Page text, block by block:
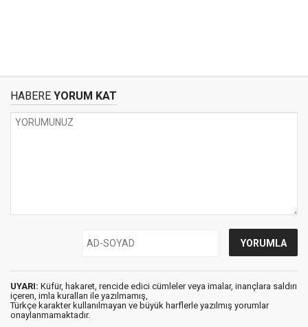
HABERE YORUM KAT
UYARI: Küfür, hakaret, rencide edici cümleler veya imalar, inançlara saldırı
içeren, imla kuralları ile yazılmamış,
Türkçe karakter kullanılmayan ve büyük harflerle yazılmış yorumlar
onaylanmamaktadır.